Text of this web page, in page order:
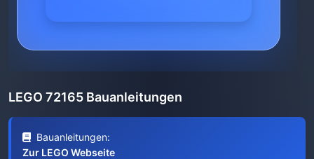
LEGO 72165 Bauanleitungen
Bauanleitungen:
Zur LEGO Webseite